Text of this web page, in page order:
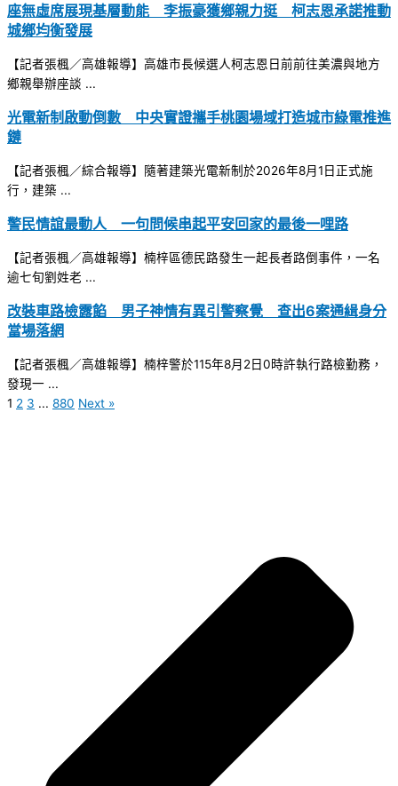
座無虛席展現基層動能 李振豪獲鄉親力挺 柯志恩承諾推動
城鄉均衡發展
【記者張楓／高雄報導】高雄市長候選人柯志恩日前前往美濃與地方
鄉親舉辦座談 ...
光電新制啟動倒數 中央實證攜手桃園場域打造城市綠電推進
鏈
【記者張楓／綜合報導】隨著建築光電新制於2026年8月1日正式施
行，建築 ...
警民情誼最動人 一句問候串起平安回家的最後一哩路
【記者張楓／高雄報導】楠梓區德民路發生一起長者路倒事件，一名
逾七旬劉姓老 ...
改裝車路檢露餡 男子神情有異引警察覺 查出6案通緝身分
當場落網
【記者張楓／高雄報導】楠梓警於115年8月2日0時許執行路檢勤務，
發現一 ...
1 2 3 ... 880 Next »